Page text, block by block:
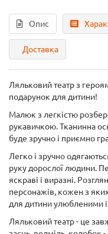
Опис
Доставка
Ляльковий театр з
подарунок для дитини!
Малюк з легкістю
рукавичкою. Тканинна
буде зручно і приємно
Легко і зручно
руку дорослої людини.
яскраві і виразні.
персонажів, кожен з
для дитини улюбленими
Ляльковий театр - це